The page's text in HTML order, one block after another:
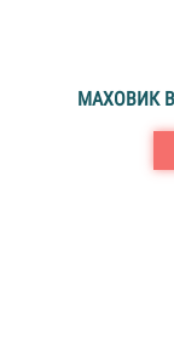
МАХОВИК В